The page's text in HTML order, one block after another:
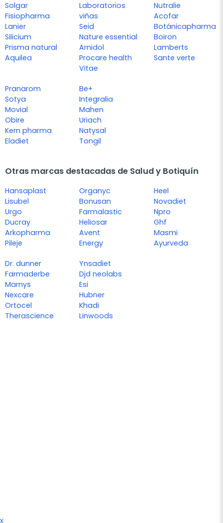
Solgar
Fisiopharma
Lanier
Silicium
Prisma natural
Aquilea
Laboratorios
viñas
Seid
Nature essential
Arnidol
Procare health
Vitae
Nutralie
Acofar
Botánicapharma
Boiron
Lamberts
Sante verte
Pranarom
Sotya
Movial
Obire
Kern pharma
Eladiet
Be+
Integralia
Mahen
Uriach
Natysal
Tongil
Otras marcas destacadas de Salud y Botiquín
Hansaplast
Lisubel
Urgo
Ducray
Arkopharma
Pileje
Organyc
Bonusan
Farmalastic
Heliosar
Avent
Energy
Heel
Novadiet
Npro
Ghf
Masmi
Ayurveda
Dr. dunner
Farmaderbe
Marnys
Nexcare
Ortocel
Therascience
Ynsadiet
Djd neolabs
Esi
Hubner
Khadi
Linwoods
x